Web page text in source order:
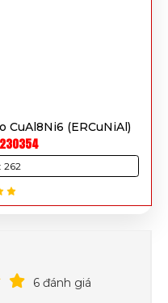
CuAl8Ni6 (ERCuNiAl)
262
6 đánh giá